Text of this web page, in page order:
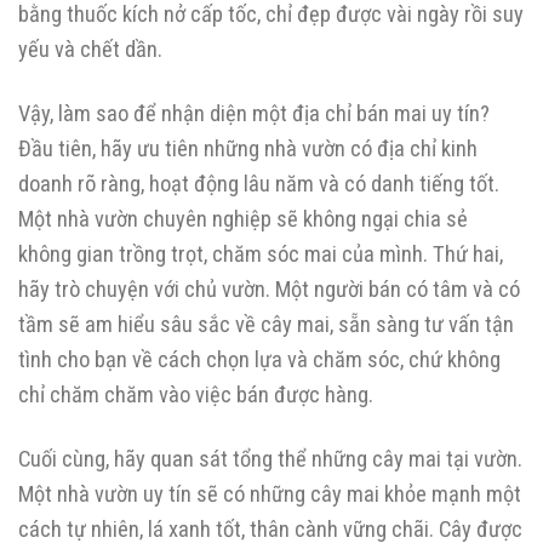
bằng thuốc kích nở cấp tốc, chỉ đẹp được vài ngày rồi suy
yếu và chết dần.
Vậy, làm sao để nhận diện một địa chỉ bán mai uy tín?
Đầu tiên, hãy ưu tiên những nhà vườn có địa chỉ kinh
doanh rõ ràng, hoạt động lâu năm và có danh tiếng tốt.
Một nhà vườn chuyên nghiệp sẽ không ngại chia sẻ
không gian trồng trọt, chăm sóc mai của mình. Thứ hai,
hãy trò chuyện với chủ vườn. Một người bán có tâm và có
tầm sẽ am hiểu sâu sắc về cây mai, sẵn sàng tư vấn tận
tình cho bạn về cách chọn lựa và chăm sóc, chứ không
chỉ chăm chăm vào việc bán được hàng.
Cuối cùng, hãy quan sát tổng thể những cây mai tại vườn.
Một nhà vườn uy tín sẽ có những cây mai khỏe mạnh một
cách tự nhiên, lá xanh tốt, thân cành vững chãi. Cây được